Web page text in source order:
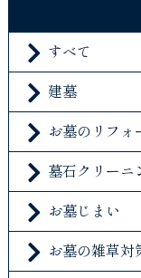
すべて
建墓
お墓のリフォ
墓石クリーニ
お墓じまい
お墓の雑草対